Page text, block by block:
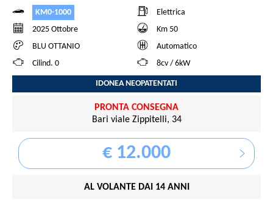
KM0-1000
Elettrica
2025 Ottobre
Km 50
BLU OTTANIO
Automatico
Cilind. 0
8cv / 6kW
IDONEA NEOPATENTATI
PRONTA CONSEGNA
Bari viale Zippitelli, 34
€ 12.000
AL VOLANTE DAI 14 ANNI